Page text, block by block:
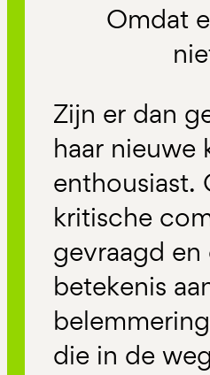
Omdat
Zijn er dan
haar nieuwe
enthousiast.
kritische
gevraagd
betekenis
die in de